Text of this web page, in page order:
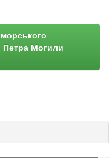
Петра Могили